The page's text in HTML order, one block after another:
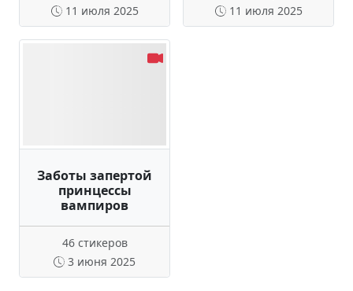
11 июля 2025
11 июля 2025
Заботы запертой
принцессы
вампиров
46 стикеров
3 июня 2025